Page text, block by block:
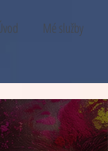
Mé služby